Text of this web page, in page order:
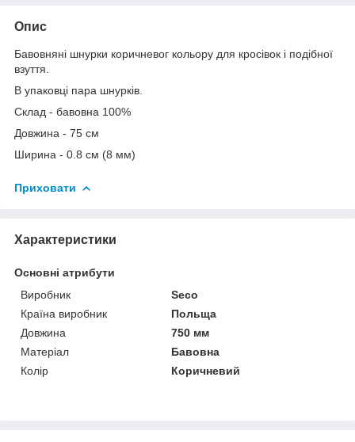
Опис
Бавовняні шнурки коричневог кольору для кросівок і подібної
взуття.
В упаковці пара шнурків.
Склад - бавовна 100%
Довжина - 75 см
Ширина - 0.8 см (8 мм)
Приховати
Характеристики
Основні атрибути
Виробник
Seco
Країна виробник
Польща
Довжина
750 мм
Матеріал
Бавовна
Колір
Коричневий